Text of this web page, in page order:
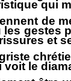
qui
de
gestes
et
voit le